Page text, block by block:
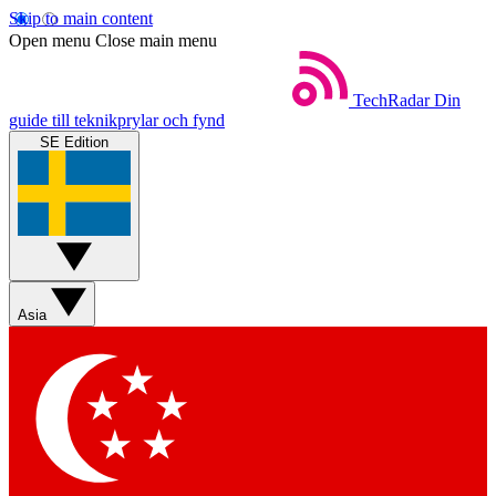
Skip to main content
Open menu Close main menu
TechRadar Din
guide till teknikprylar och fynd
SE Edition
Asia